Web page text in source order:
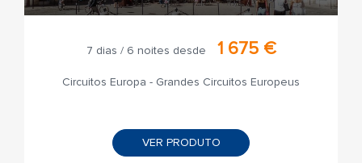
7 dias / 6 noites desde 1 675 €
Circuitos Europa - Grandes Circuitos Europeus
VER PRODUTO